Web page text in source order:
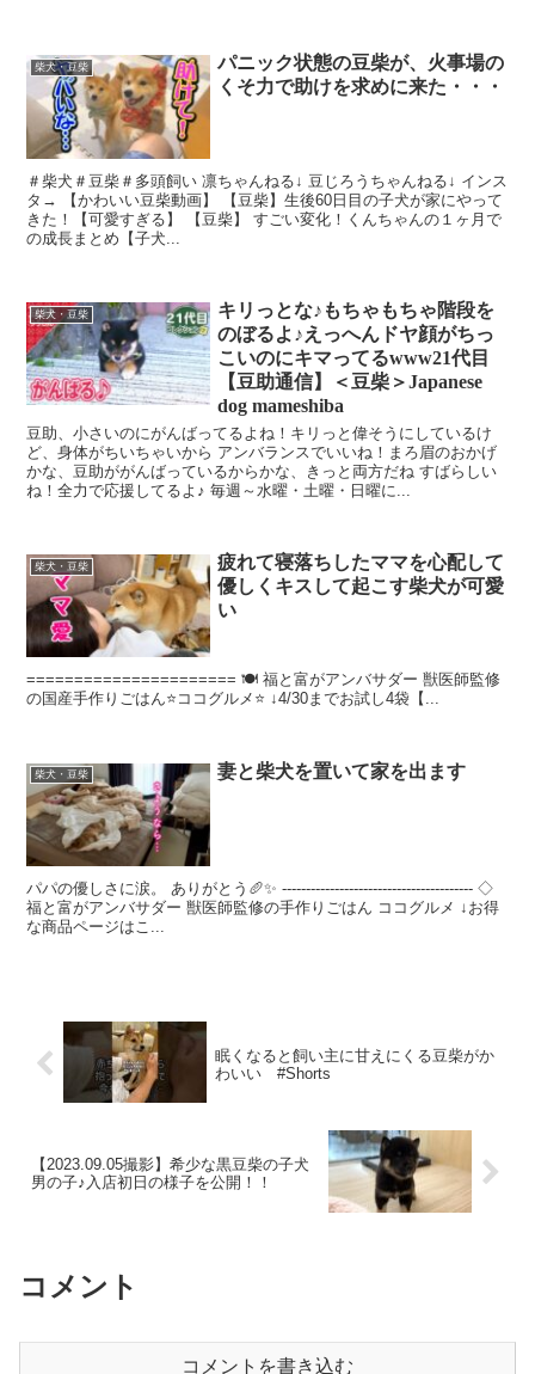
柴犬・豆柴
パニック状態の豆柴が、火事場の
くそ力で助けを求めに来た・・・
＃柴犬＃豆柴＃多頭飼い 凛ちゃんねる↓ 豆じろうちゃんねる↓ インス
タ→ 【かわいい豆柴動画】 【豆柴】生後60日目の子犬が家にやって
きた！【可愛すぎる】 【豆柴】 すごい変化！くんちゃんの１ヶ月で
の成長まとめ【子犬...
柴犬・豆柴
キリっとな♪もちゃもちゃ階段を
のぼるよ♪えっへんドヤ顔がちっ
こいのにキマってるwww21代目
【豆助通信】＜豆柴＞Japanese
dog mameshiba
豆助、小さいのにがんばってるよね！キリっと偉そうにしているけ
ど、身体がちいちゃいから アンバランスでいいね！まろ眉のおかげ
かな、豆助ががんばっているからかな、きっと両方だね すばらしい
ね！全力で応援してるよ♪ 毎週～水曜・土曜・日曜に...
柴犬・豆柴
疲れて寝落ちしたママを心配して
優しくキスして起こす柴犬が可愛
い
====================== 🍽️ 福と富がアンバサダー 獣医師監修
の国産手作りごはん⭐️ココグルメ︎⭐️ ↓4/30までお試し4袋【...
柴犬・豆柴 妻と柴犬を置いて家を出ます
パパの優しさに涙。 ありがとう🥖✨ ---------------------------------------- ◇
福と富がアンバサダー 獣医師監修の手作りごはん ココグルメ ↓お得
な商品ページはこ...
眠くなると飼い主に甘えにくる豆柴がか
わいい #Shorts
【2023.09.05撮影】希少な黒豆柴の子犬
男の子♪入店初日の様子を公開！！
コメント
コメントを書き込む